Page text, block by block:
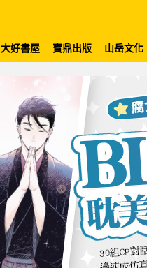
大好書屋 寶鼎出版 山岳文化